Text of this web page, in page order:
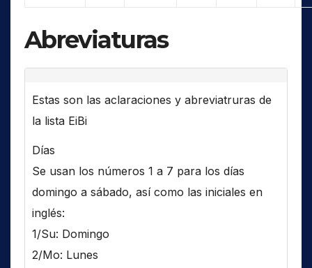
Abreviaturas
Estas son las aclaraciones y abreviatruras de
la lista EiBi
Días
Se usan los números 1 a 7 para los días
domingo a sábado, así como las iniciales en
inglés:
1/Su: Domingo
2/Mo: Lunes